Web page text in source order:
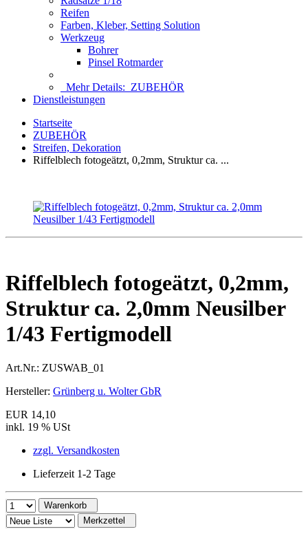
Reifen
Farben, Kleber, Setting Solution
Werkzeug
Bohrer
Pinsel Rotmarder
Mehr Details: ZUBEHÖR
Dienstleistungen
Startseite
ZUBEHÖR
Streifen, Dekoration
Riffelblech fotogeätzt, 0,2mm, Struktur ca. ...
Riffelblech fotogeätzt, 0,2mm,
Struktur ca. 2,0mm Neusilber
1/43 Fertigmodell
Art.Nr.: ZUSWAB_01
Hersteller: Grünberg u. Wolter GbR
EUR 14,10
inkl. 19 % USt
zzgl. Versandkosten
Lieferzeit 1-2 Tage
Warenkorb
Merkzettel